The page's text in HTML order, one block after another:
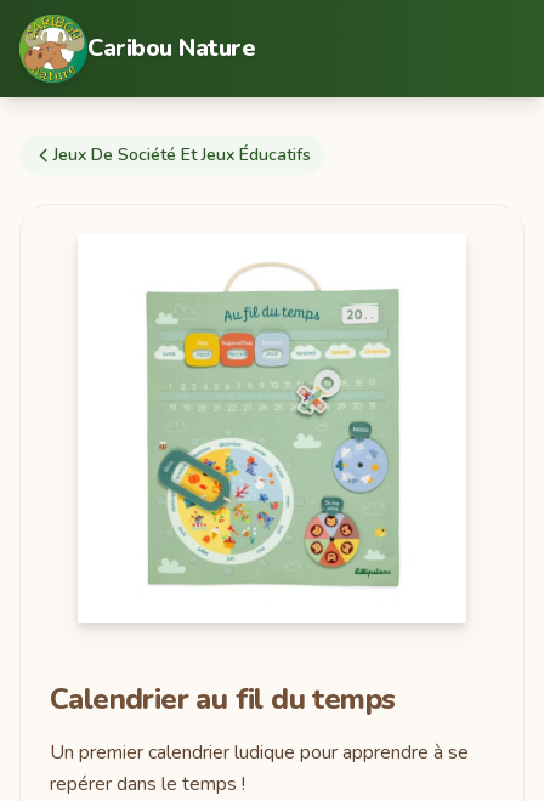
Caribou Nature
Jeux De Société Et Jeux Éducatifs
Calendrier au fil du temps
Un premier calendrier ludique pour apprendre à se
repérer dans le temps !